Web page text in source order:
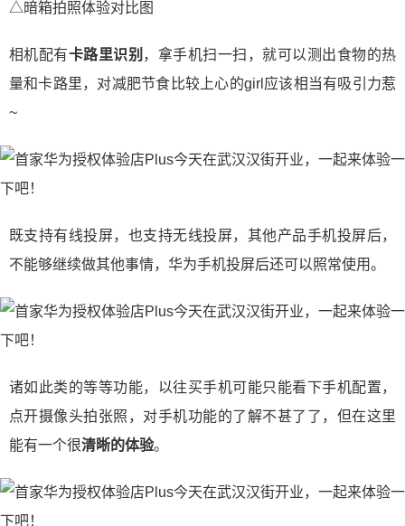
△暗箱拍照体验对比图
相机配有卡路里识别 ，拿手机扫一扫，就可以测出食物的热
量和卡路里，对减肥节食比较上心的girl应该相当有吸引力惹
~
既支持有线投屏，也支持无线投屏，其他产品手机投屏后，
不能够继续做其他事情，华为手机投屏后还可以照常使用。
诸如此类的等等功能，以往买手机可能只能看下手机配置，
点开摄像头拍张照，对手机功能的了解不甚了了，但在这里
能有一个很清晰的体验。